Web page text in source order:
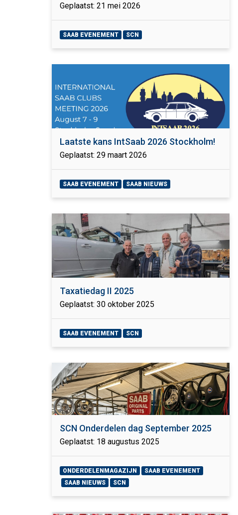
Geplaatst: 21 mei 2026
SAAB EVENEMENT SCN
Laatste kans IntSaab 2026 Stockholm!
Geplaatst: 29 maart 2026
SAAB EVENEMENT SAAB NIEUWS
Taxatiedag II 2025
Geplaatst: 30 oktober 2025
SAAB EVENEMENT SCN
SCN Onderdelen dag September 2025
Geplaatst: 18 augustus 2025
ONDERDELENMAGAZIJN
SAAB EVENEMENT
SAAB NIEUWS
SCN